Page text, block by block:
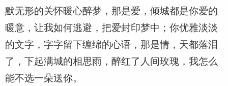
默无形的关怀暖心醉梦，那是爱，倾城都是你爱的
暖意，让我如何逃避，把爱封印梦中；你优雅淡淡
的文字，字字留下缠绵的心语，那是情，天都落泪
了，下起满城的相思雨，醉红了人间玫瑰，我怎么
能不选一朵送你。